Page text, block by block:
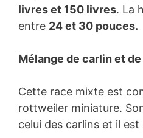
livres et 150 livres. La
entre 24 et 30 pouces.
Mélange de carlin et
Cette race mixte est
rottweiler miniature.
celui des carlins et il